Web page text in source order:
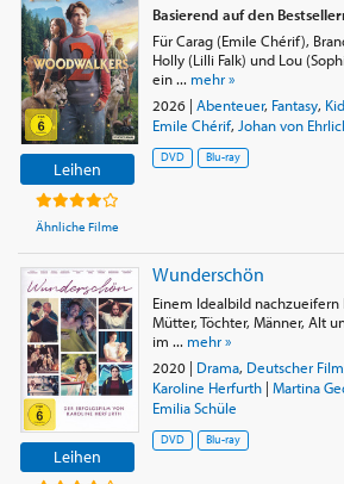
Leihen
Ähnliche Filme
Basierend auf den
Für Carag (Emile Chérif),
Holly (Lilli Falk) und Lou
ein ... mehr »
2026| Abenteuer, Fantasy,
Emile Chérif, Johan von
DVD Blu-ray
Leihen
Wunderschön
Einem Idealbild
Mütter, Töchter, Männer, Alt
im ... mehr »
2020| Drama, Deutscher Film
Karoline Herfurth| Martina
Emilia Schüle
DVD Blu-ray